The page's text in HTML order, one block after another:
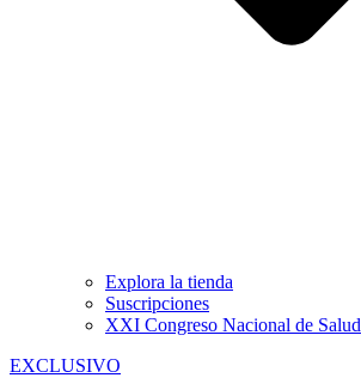
Explora la tienda
Suscripciones
XXI Congreso Nacional de Salud
EXCLUSIVO